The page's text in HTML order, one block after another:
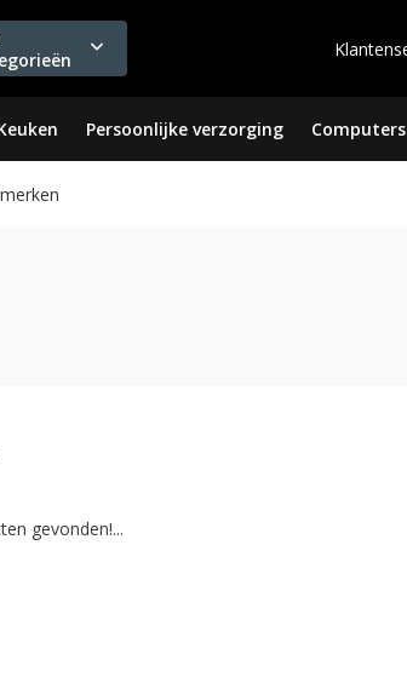
Persoonlijke verzorging
gevonden!...